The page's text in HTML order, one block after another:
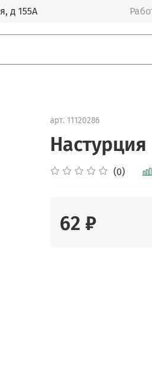
д 155А
арт. 11120286
(0)
62 ₽